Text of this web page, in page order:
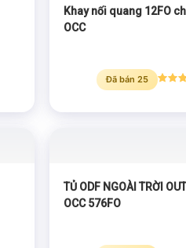
Khay nối quang 12FO
OCC
Đã bán 25
5 sao
TỦ ODF NGOÀI TRỜI
OCC 576FO